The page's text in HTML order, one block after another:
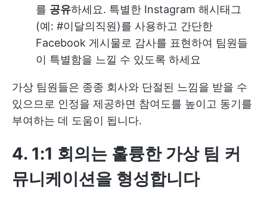
를 공유하세요. 특별한 Instagram 해시태그
(예: #이달의직원)를 사용하고 간단한
Facebook 게시물로 감사를 표현하여 팀원들
이 특별함을 느낄 수 있도록 하세요
가상 팀원들은 종종 회사와 단절된 느낌을 받을 수
있으므로 인정을 제공하면 참여도를 높이고 동기를
부여하는 데 도움이 됩니다.
4. 1:1 회의는 훌륭한 가상 팀 커
뮤니케이션을 형성합니다